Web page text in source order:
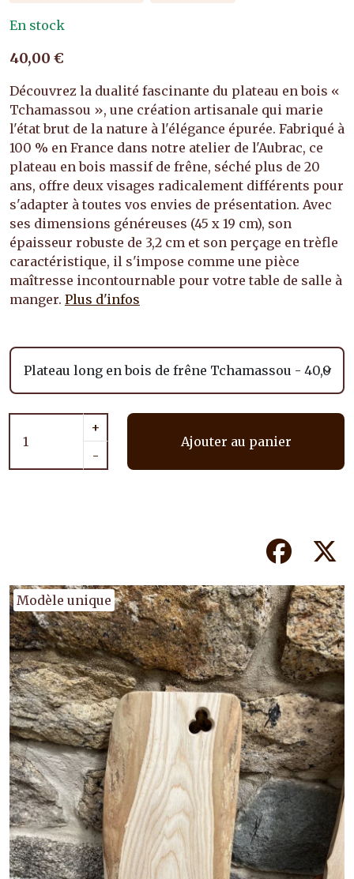
Modèle unique
En stock
40,00 €
Découvrez la dualité fascinante du plateau en bois «
Tchamassou », une création artisanale qui marie
l'état brut de la nature à l'élégance épurée. Fabriqué à
100 % en France dans notre atelier de l'Aubrac, ce
plateau en bois massif de frêne, séché plus de 20
ans, offre deux visages radicalement différents pour
s'adapter à toutes vos envies de présentation. Avec
ses dimensions généreuses (45 x 19 cm), son
épaisseur robuste de 3,2 cm et son perçage en trèfle
caractéristique, il s'impose comme une pièce
maîtresse incontournable pour votre table de salle à
manger. Plus d'infos
+
-
Ajouter au panier
Facebook